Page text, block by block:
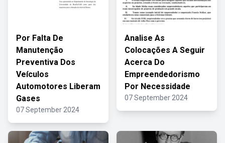
Por Falta De
Manutenção
Preventiva Dos
Veículos
Automotores Liberam
Gases
07 September 2024
Analise As
Colocações A Seguir
Acerca Do
Empreendedorismo
Por Necessidade
07 September 2024